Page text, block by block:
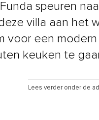
speuren
villa aan het
voor een
keuken te
Lees verder onder de